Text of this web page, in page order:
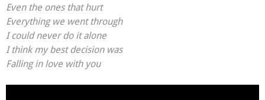
Even the ones that hurt
Everything we went through
I could never do it alone
I think my best decision was
Falling in love with you